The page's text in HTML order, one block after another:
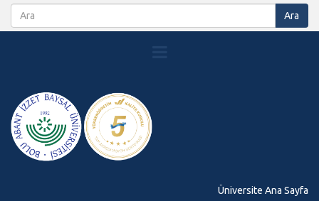
Üniversite Ana Sayfa